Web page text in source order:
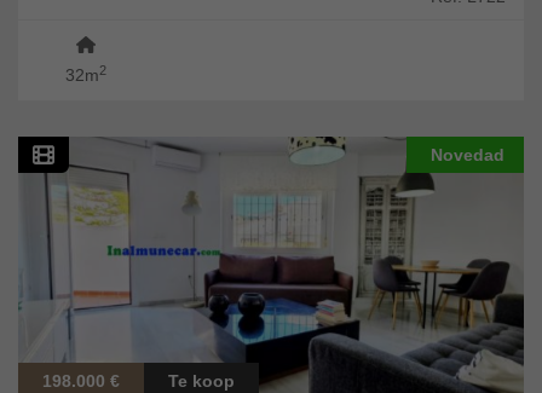
32m2
Novedad
198.000 € Te koop